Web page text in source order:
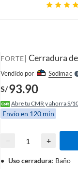
FORTE| Cerradura
Vendido por SodimacS
l
l
S/93.90
Abre tu CMR y ahorra S/
Envío en 120 min
− +
Uso cerradura: Baño